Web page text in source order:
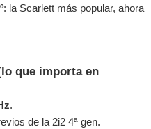
: la Scarlett más popular, ahora
que importa en
.
de la 2i2 4ª gen.